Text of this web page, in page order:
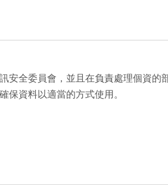
全委員會，並且在負責處理個資的
資料以適當的方式使用。